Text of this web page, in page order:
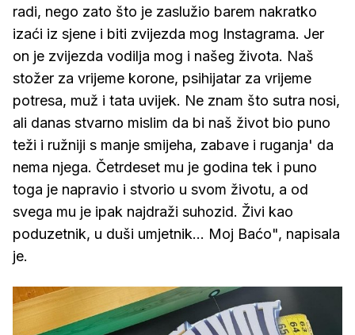
radi, nego zato što je zaslužio barem nakratko
izaći iz sjene i biti zvijezda mog Instagrama. Jer
on je zvijezda vodilja mog i našeg života. Naš
stožer za vrijeme korone, psihijatar za vrijeme
potresa, muž i tata uvijek. Ne znam što sutra nosi,
ali danas stvarno mislim da bi naš život bio puno
teži i ružniji s manje smijeha, zabave i ruganja' da
nema njega. Četrdeset mu je godina tek i puno
toga je napravio i stvorio u svom životu, a od
svega mu je ipak najdraži suhozid. Živi kao
poduzetnik, u duši umjetnik... Moj Baćo", napisala
je.